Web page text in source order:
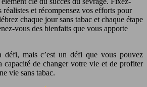
réalistes et récompensez vos efforts pour
chaque jour sans tabac et chaque étape
vous des bienfaits que vous apporte
défi, mais c’est un défi que vous pouvez
capacité de changer votre vie et de profiter
vie sans tabac.